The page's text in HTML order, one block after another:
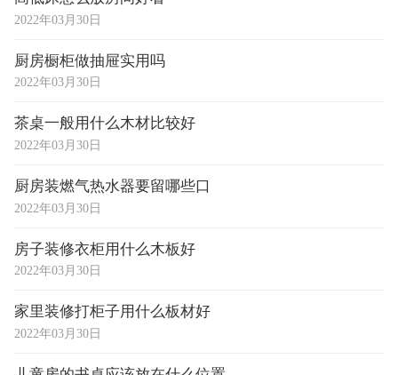
2022年03月30日
厨房橱柜做抽屉实用吗
2022年03月30日
茶桌一般用什么木材比较好
2022年03月30日
厨房装燃气热水器要留哪些口
2022年03月30日
房子装修衣柜用什么木板好
2022年03月30日
家里装修打柜子用什么板材好
2022年03月30日